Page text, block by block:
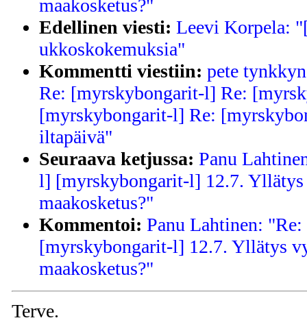
maakosketus?"
Edellinen viesti: Leevi Korpela:
ukkoskokemuksia"
Kommentti viestiin: pete
Re: [myrskybongarit-l] Re:
[myrskybongarit-l] Re:
iltapäivä"
Seuraava ketjussa: Panu
l] [myrskybongarit-l] 12.7.
maakosketus?"
Kommentoi: Panu Lahtinen:
[myrskybongarit-l] 12.7. Yllätys
maakosketus?"
Terve.